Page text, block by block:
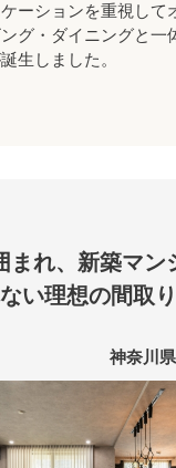
ーションを重視して
グ・ダイニングと一
生しました。
れ、 新築マン
い理想の間取
神奈川